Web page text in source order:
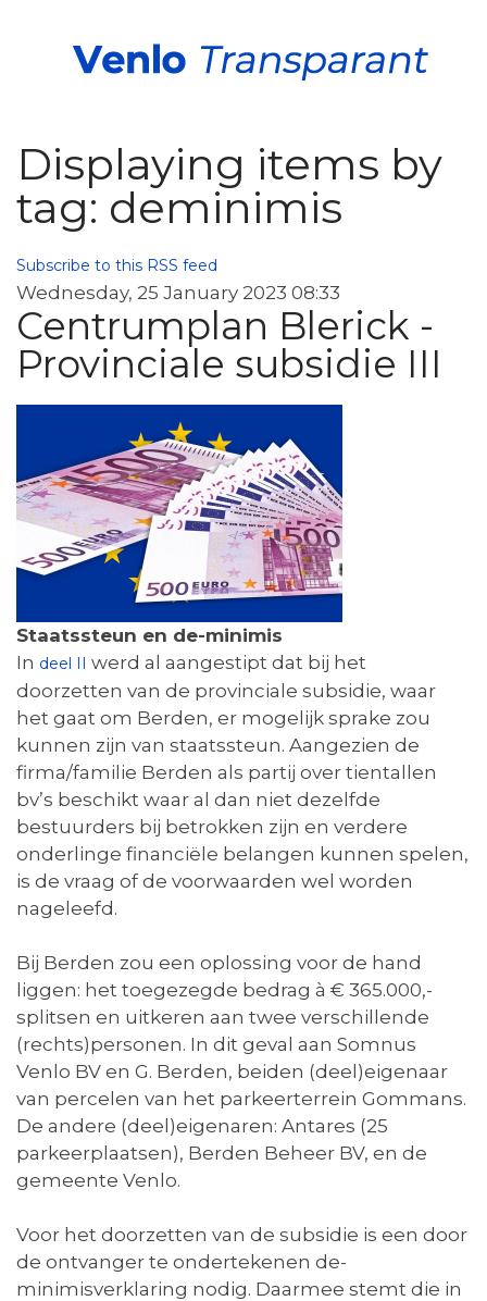
Displaying items by
tag: deminimis
Subscribe to this RSS feed
Wednesday, 25 January 2023 08:33
Centrumplan Blerick -
Provinciale subsidie III
Staatssteun en de-minimis
In deel II werd al aangestipt dat bij het
doorzetten van de provinciale subsidie, waar
het gaat om Berden, er mogelijk sprake zou
kunnen zijn van staatssteun. Aangezien de
firma/familie Berden als partij over tientallen
bv’s beschikt waar al dan niet dezelfde
bestuurders bij betrokken zijn en verdere
onderlinge financiële belangen kunnen spelen,
is de vraag of de voorwaarden wel worden
nageleefd.
Bij Berden zou een oplossing voor de hand
liggen: het toegezegde bedrag à € 365.000,-
splitsen en uitkeren aan twee verschillende
(rechts)personen. In dit geval aan Somnus
Venlo BV en G. Berden, beiden (deel)eigenaar
van percelen van het parkeerterrein Gommans.
De andere (deel)eigenaren: Antares (25
parkeerplaatsen), Berden Beheer BV, en de
gemeente Venlo.
Voor het doorzetten van de subsidie is een door
de ontvanger te ondertekenen de-
minimisverklaring nodig. Daarmee stemt die in